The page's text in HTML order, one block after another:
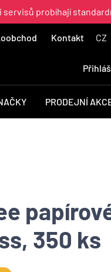
servisů probíhají
Kontakt CZ
PRODEJNÍ
350 ks